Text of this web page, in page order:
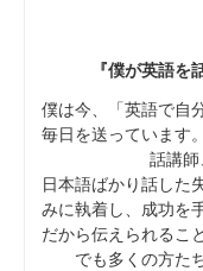
『僕が英語を
僕は今、「英語で自
毎日を送っています
話講師
日本語ばかり話した
みに執着し、成功を
だから伝えられるこ
でも多くの方た